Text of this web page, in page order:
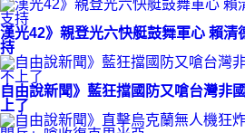
漢光42》親登光六快艇鼓舞軍心 賴清
持
自由說新聞》藍狂擋國防又嗆台灣非
上了